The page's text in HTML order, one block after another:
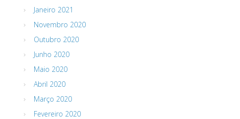
Janeiro 2021
Novembro 2020
Outubro 2020
Junho 2020
Maio 2020
Abril 2020
Março 2020
Fevereiro 2020